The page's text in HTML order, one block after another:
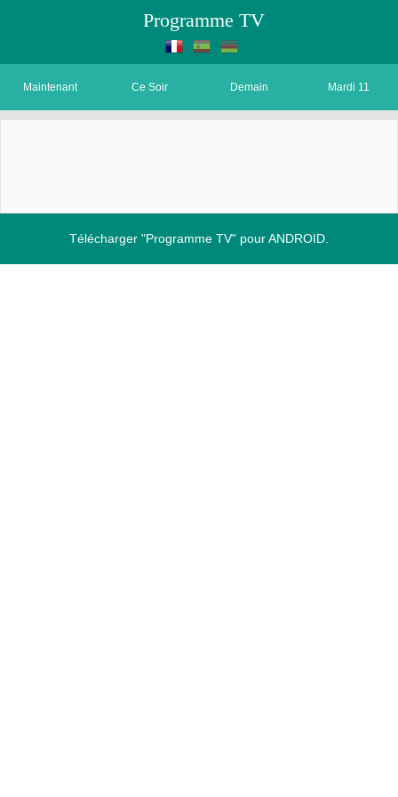
Programme TV
Maintenant Ce Soir Demain Mardi 11
Télécharger "Programme TV" pour ANDROID.